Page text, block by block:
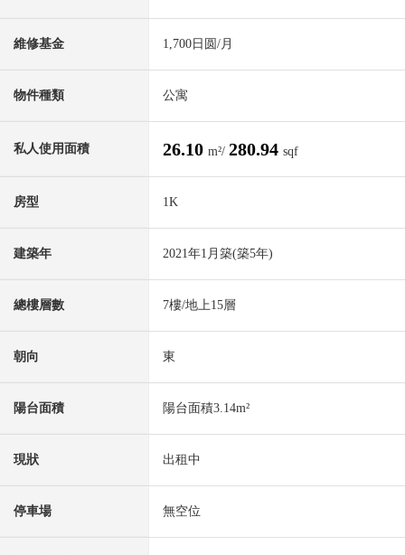
維修基金 1,700日圆/月
物件種類 公寓
私人使用面積 26.10 m²/ 280.94 sqf
房型 1K
建築年 2021年1月築(築5年)
總樓層數 7樓/地上15層
朝向 東
陽台面積 陽台面積3.14m²
現狀 出租中
停車場 無空位